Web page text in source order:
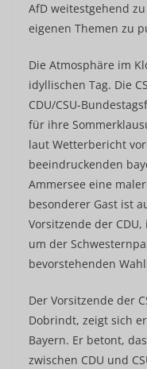
AfD weitestgehend
eigenen Themen zu
Die Atmosphäre im
idyllischen Tag. Die
CDU/CSU-
für ihre
laut Wetterbericht
beeindruckenden
Ammersee eine
besonderer Gast ist
Vorsitzende der
um der
bevorstehenden
Der Vorsitzende der
Dobrindt, zeigt sich
Bayern. Er betont,
zwischen CDU und